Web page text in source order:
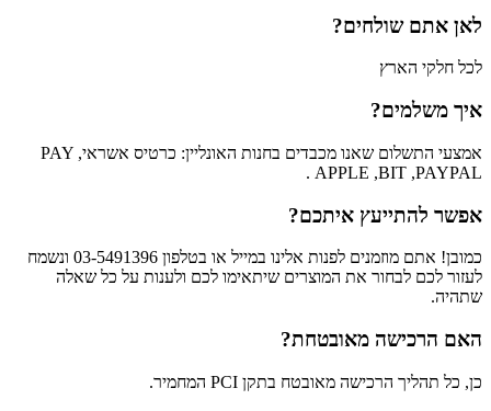
לאן אתם שולחים?
לכל חלקי הארץ
איך משלמים?
אמצעי התשלום שאנו מכבדים בחנות האונליין: כרטיס אשראי, PAY
APPLE ,BIT ,PAYPAL .
אפשר להתייעץ איתכם?
כמובן! אתם מוזמנים לפנות אלינו במייל או בטלפון 03-5491396 ונשמח
לעזור לכם לבחור את המוצרים שיתאימו לכם ולענות על כל שאלה
שתהיה.
האם הרכישה מאובטחת?
כן, כל תהליך הרכישה מאובטח בתקן PCI המחמיר.